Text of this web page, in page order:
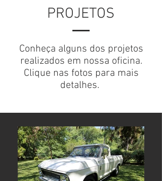
PROJETOS
Conheça alguns dos projetos
realizados em nossa oficina.
Clique nas fotos para mais
detalhes.